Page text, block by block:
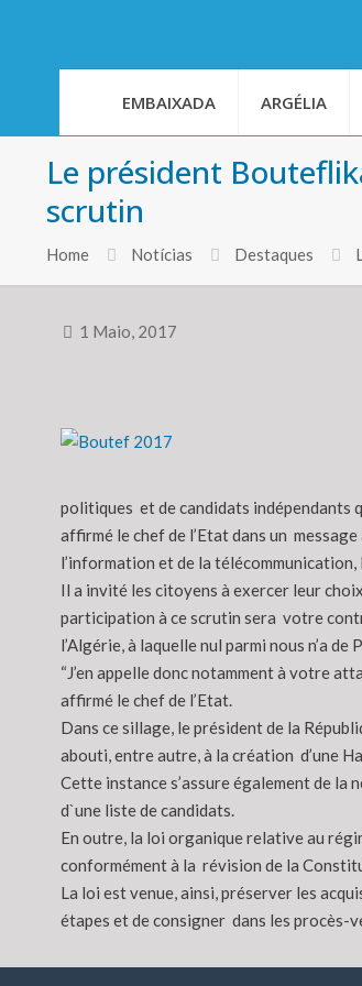
EMBAIXADA ARGÉLIA
Le président
scrutin
Home Notícias Destaques
1 Maio, 2017
politiques et de candidats indépendants
affirmé le chef de l’Etat dans un
l’information et de la
Il a invité les citoyens à exercer leur
participation à ce scrutin sera votre
l’Algérie, à laquelle nul parmi nous n’a
“J’en appelle donc notamment à votre
affirmé le chef de l’Etat.
Dans ce sillage, le président de la
abouti, entre autre, à la création d’une
Cette instance s’assure également de
d`une liste de candidats.
En outre, la loi organique relative au
conformément à la révision de la
La loi est venue, ainsi, préserver les
étapes et de consigner dans les procès-